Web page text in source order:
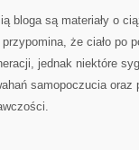
bloga są materiały o
że ciało po
jednak niektóre
samopoczucia